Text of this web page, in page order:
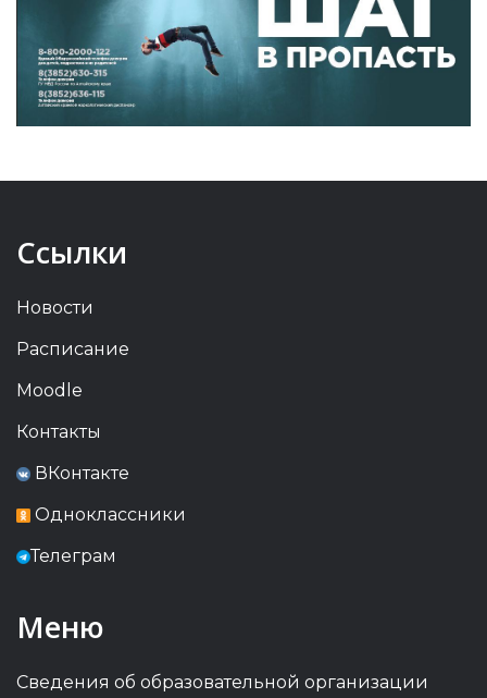
Ссылки
Новости
Расписание
Moodle
Контакты
ВКонтакте
Одноклассники
Телеграм
Меню
Сведения об образовательной организации